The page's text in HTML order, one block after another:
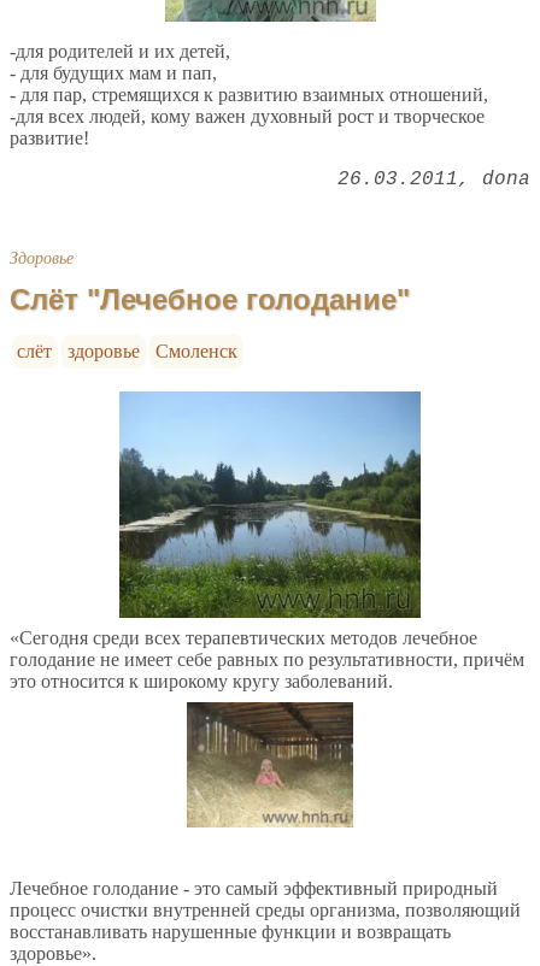
-для родителей и их детей,
- для будущих мам и пап,
- для пар, стремящихся к развитию взаимных отношений,
-для всех людей, кому важен духовный рост и творческое
развитие!
26.03.2011 dona
Здоровье
Слёт "Лечебное голодание"
слёт здоровье Смоленск
«Сегодня среди всех терапевтических методов лечебное
голодание не имеет себе равных по результативности, причём
это относится к широкому кругу заболеваний.
Лечебное голодание - это самый эффективный природный
процесс очистки внутренней среды организма, позволяющий
восстанавливать нарушенные функции и возвращать
здоровье».